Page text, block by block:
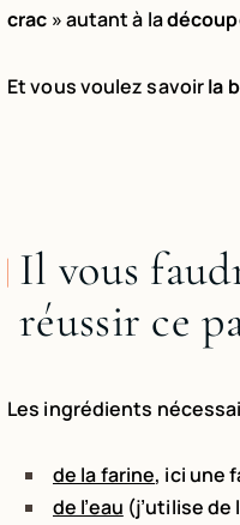
crac » autant à la
Et vous voulez savoirla
Il vous
réussir ce
Les ingrédients
de la farine, ici une
de l’eau (j’utilise de